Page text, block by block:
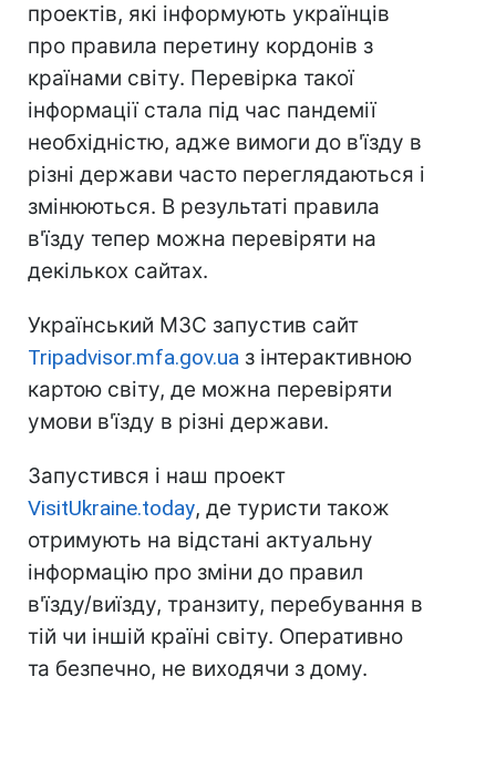
проектів, які інформують українців
про правила перетину кордонів з
країнами світу. Перевірка такої
інформації стала під час пандемії
необхідністю, адже вимоги до в'їзду в
різні держави часто переглядаються і
змінюються. В результаті правила
в'їзду тепер можна перевіряти на
декількох сайтах.
Український МЗС запустив сайт
Tripadvisor.mfa.gov.ua з інтерактивною
картою світу, де можна перевіряти
умови в'їзду в різні держави.
Запустився і наш проект
VisitUkraine.today, де туристи також
отримують на відстані актуальну
інформацію про зміни до правил
в'їзду/виїзду, транзиту, перебування в
тій чи іншій країні світу. Оперативно
та безпечно, не виходячи з дому.